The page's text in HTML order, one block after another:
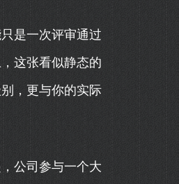
是一次评审通过
这张看似静态的
，更与你的实际
公司参与一个大